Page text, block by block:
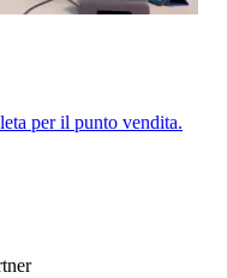
per il punto vendita.